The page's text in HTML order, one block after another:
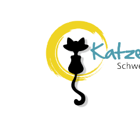
NEWS
VERMITTLUNG
INTERESSANTES